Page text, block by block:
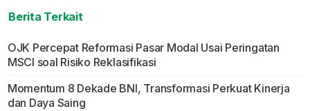
Berita Terkait
OJK Percepat Reformasi Pasar Modal Usai Peringatan
MSCI soal Risiko Reklasifikasi
Momentum 8 Dekade BNI, Transformasi Perkuat Kinerja
dan Daya Saing